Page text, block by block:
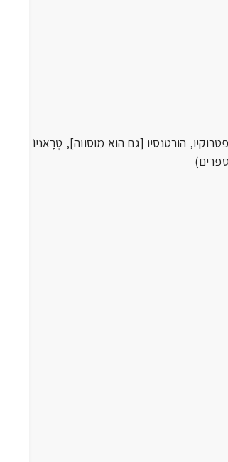
הורטנסיו [גם הוא מוסווה], טְרָאניוֹ